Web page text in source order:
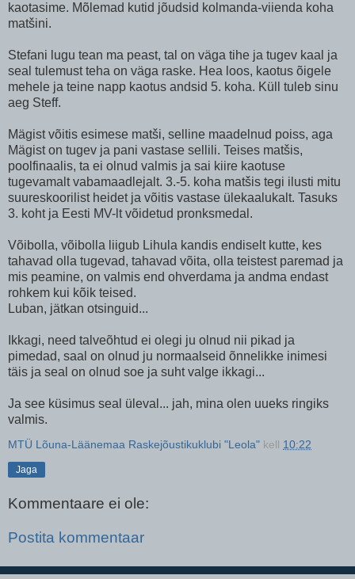
kaotasime. Mõlemad kutid jõudsid kolmanda-viienda koha
matšini.
Stefani lugu tean ma peast, tal on väga tihe ja tugev kaal ja
seal tulemust teha on väga raske. Hea loos, kaotus õigele
mehele ja teine napp kaotus andsid 5. koha. Küll tuleb sinu
aeg Steff.
Mägist võitis esimese matši, selline maadelnud poiss, aga
Mägist on tugev ja pani vastase sellili. Teises matšis,
poolfinaalis, ta ei olnud valmis ja sai kiire kaotuse
tugevamalt vabamaadlejalt. 3.-5. koha matšis tegi ilusti mitu
suureskoorilist heidet ja võitis vastase ülekaalukalt. Tasuks
3. koht ja Eesti MV-lt võidetud pronksmedal.
Võibolla, võibolla liigub Lihula kandis endiselt kutte, kes
tahavad olla tugevad, tahavad võita, olla teistest paremad ja
mis peamine, on valmis end ohverdama ja andma endast
rohkem kui kõik teised.
Luban, jätkan otsinguid...
Ikkagi, need talveõhtud ei olegi ju olnud nii pikad ja
pimedad, saal on olnud ju normaalseid õnnelikke inimesi
täis ja seal on olnud soe ja suht valge ikkagi...
Ja see küsimus seal üleval... jah, mina olen uueks ringiks
valmis.
MTÜ Lõuna-Läänemaa Raskejõustikuklubi "Leola" kell 10:22
Jaga
Kommentaare ei ole:
Postita kommentaar